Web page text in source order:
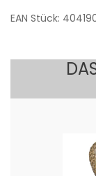
EAN Stück: